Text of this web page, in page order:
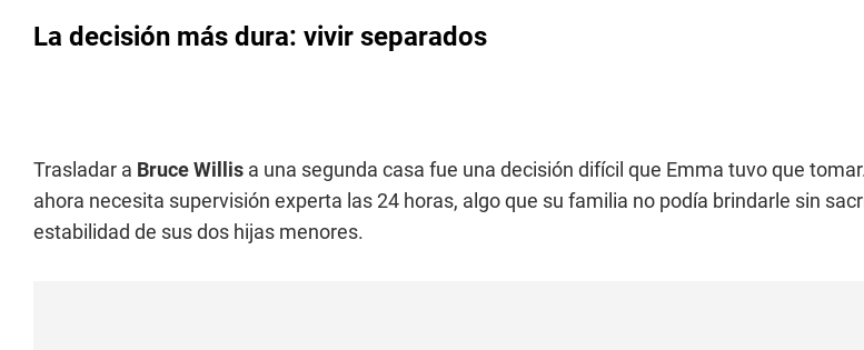
La decisión más dura: vivir separados
Trasladar a Bruce Willis a una segunda casa fue una decisión difícil que Emma tuvo que
ahora necesita supervisión experta las 24 horas, algo que su familia no podía brindarle sin
estabilidad de sus dos hijas menores.